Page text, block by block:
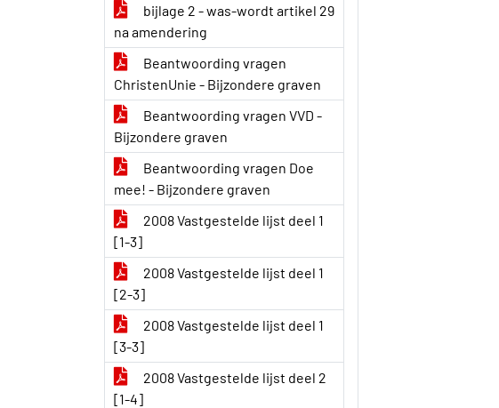
bijlage 2 - was-wordt artikel 29
na amendering
Beantwoording vragen
ChristenUnie - Bijzondere graven
Beantwoording vragen VVD -
Bijzondere graven
Beantwoording vragen Doe
mee! - Bijzondere graven
2008 Vastgestelde lijst deel 1
[1-3]
2008 Vastgestelde lijst deel 1
[2-3]
2008 Vastgestelde lijst deel 1
[3-3]
2008 Vastgestelde lijst deel 2
[1-4]